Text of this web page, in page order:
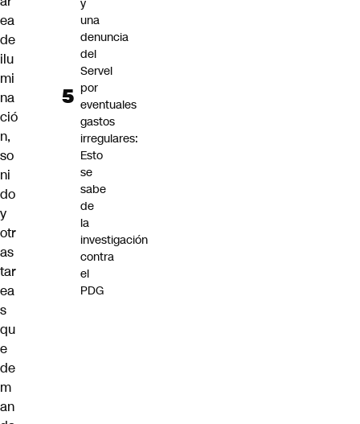
ea
de
ilu
mi
na
ció
n,
so
ni
do
y
otr
as
tar
ea
s
qu
e
de
m
an
y
una
denuncia
del
Servel
por
eventuales
gastos
irregulares:
Esto
se
sabe
de
la
investigación
contra
el
PDG